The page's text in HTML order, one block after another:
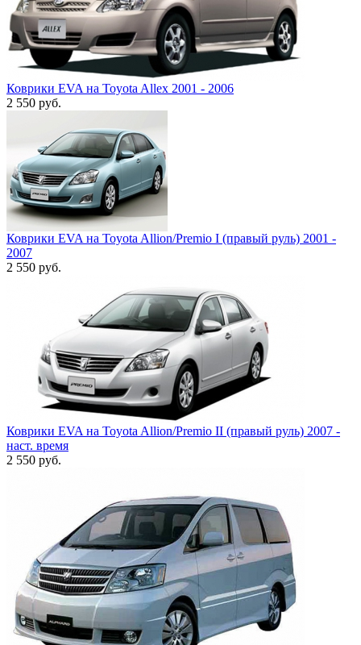
Коврики EVA на Toyota Allex 2001 - 2006
2 550 руб.
Коврики EVA на Toyota Allion/Premio I (правый руль) 2001 -
2007
2 550 руб.
Коврики EVA на Toyota Allion/Premio II (правый руль) 2007 -
наст. время
2 550 руб.